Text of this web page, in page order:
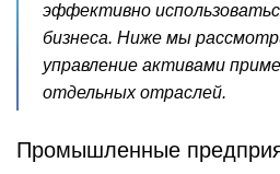
эффективно
бизнеса. Ниже мы
управление активами
отдельных отраслей.
Промышленные